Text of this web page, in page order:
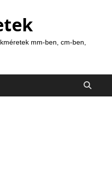
mm-ben, cm-ben,